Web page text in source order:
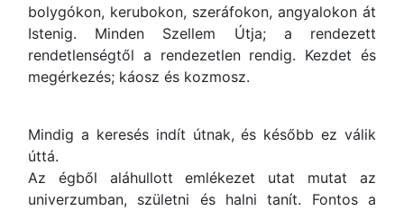
bolygókon, kerubokon, szeráfokon, angyalokon át
Istenig. Minden Szellem Útja; a rendezett
rendetlenségtől a rendezetlen rendig. Kezdet és
megérkezés; káosz és kozmosz.
Mindig a keresés indít útnak, és később ez válik
úttá.
Az égből aláhullott emlékezet utat mutat az
univerzumban, születni és halni tanít. Fontos a